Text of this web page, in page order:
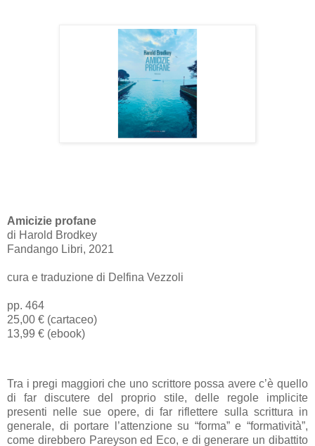
Amicizie profane
di Harold Brodkey
Fandango Libri, 2021
cura e traduzione di Delfina Vezzoli
pp. 464
25,00 € (cartaceo)
13,99 € (ebook)
Tra i pregi maggiori che uno scrittore possa avere c’è quello
di far discutere del proprio stile, delle regole implicite
presenti nelle sue opere, di far riflettere sulla scrittura in
generale, di portare l’attenzione su “forma” e “formatività”,
come direbbero Pareyson ed Eco, e di generare un dibattito